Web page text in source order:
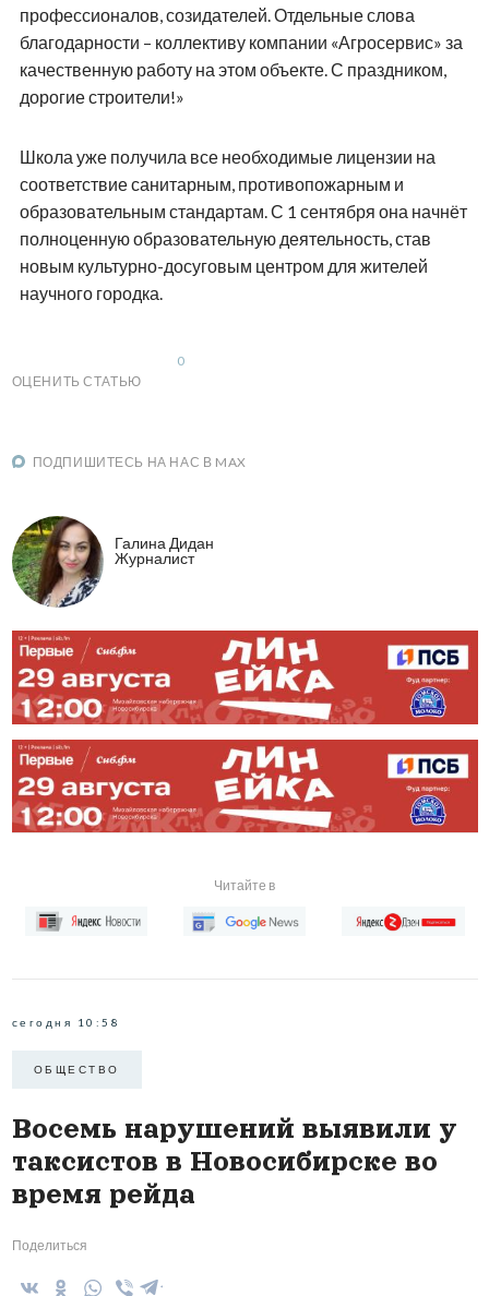
профессионалов, созидателей. Отдельные слова
благодарности – коллективу компании «Агросервис» за
качественную работу на этом объекте. С праздником,
дорогие строители!»
Школа уже получила все необходимые лицензии на
соответствие санитарным, противопожарным и
образовательным стандартам. С 1 сентября она начнёт
полноценную образовательную деятельность, став
новым культурно-досуговым центром для жителей
научного городка.
ОЦЕНИТЬ СТАТЬЮ
0
ПОДПИШИТЕСЬ НА НАС В MAX
Галина Дидан
Журналист
Читайте в
сегодня 10:58
ОБЩЕСТВО
Восемь нарушений выявили у
таксистов в Новосибирске во
время рейда
Поделиться